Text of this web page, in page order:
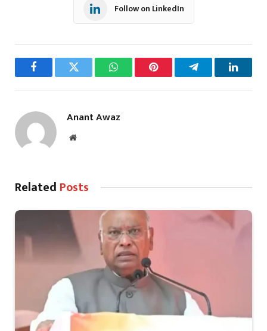
Follow on LinkedIn
FacebookTwitter WhatsAppPinterest Telegram
Anant Awaz
Website
Related Posts